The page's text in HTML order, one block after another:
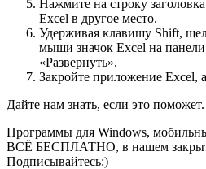
Нажмите на строку
Excel в другое место.
Удерживая клавишу Shift,
мыши значок Excel на панели
«Развернуть».
Закройте приложение Excel,
Дайте нам знать, если это поможет.
Программы для Windows,
ВСЁ БЕСПЛАТНО, в нашем
Подписывайтесь:)